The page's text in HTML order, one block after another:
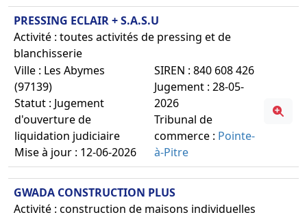
PRESSING ECLAIR + S.A.S.U
Activité : toutes activités de pressing et de
blanchisserie
Ville : Les Abymes
(97139)
Statut : Jugement
d'ouverture de
liquidation judiciaire
Mise à jour : 12-06-2026
SIREN : 840 608 426
Jugement : 28-05-
2026
Tribunal de
commerce : Pointe-
à-Pitre
GWADA CONSTRUCTION PLUS
Activité : construction de maisons individuelles